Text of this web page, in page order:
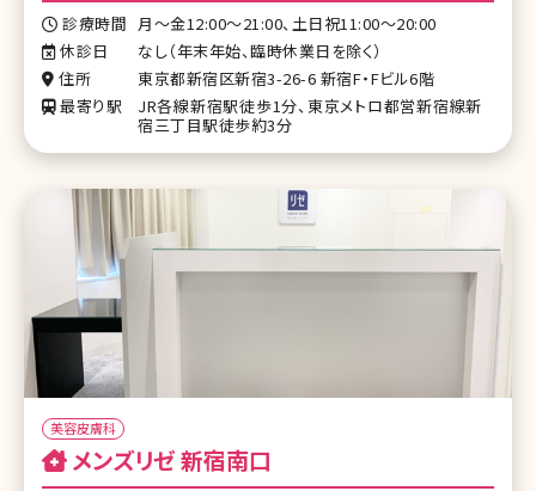
診療時間 月～金12:00～21:00、土日祝11:00～20:00
休診日
なし（年末年始、臨時休業日を除く）
住所
東京都新宿区新宿3-26-6 新宿F・Fビル6階
最寄り駅
JR各線新宿駅徒歩1分、東京メトロ都営新宿線新
宿三丁目駅徒歩約3分
美容皮膚科
メンズリゼ 新宿南口